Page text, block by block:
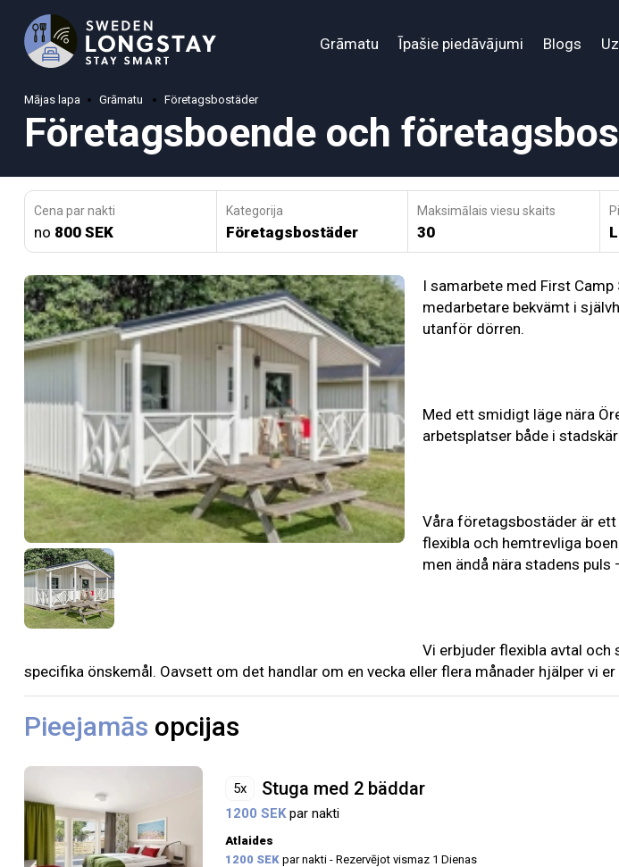
Grāmatu Īpašie piedāvājumi Blogs
Mājas lapa Grāmatu Företagsbostäder
Företagsboende och
Cena par nakti
no 800 SEK
Kategorija
Företagsbostäder
Maksimālais viesu skaits
30
I samarbete med First
medarbetare bekvämt i
utanför dörren.
Med ett smidigt läge nära
arbetsplatser både i
Våra företagsbostäder är
flexibla och hemtrevliga
men ändå nära stadens
Vi erbjuder flexibla avtal
specifika önskemål. Oavsett om det handlar om en vecka eller flera månader hjälper vi
Pieejamās opcijas
5x Stuga med 2 bäddar
1200 SEKpar nakti
Atlaides
1200 SEK par nakti - Rezervējot vismaz 1 Dienas